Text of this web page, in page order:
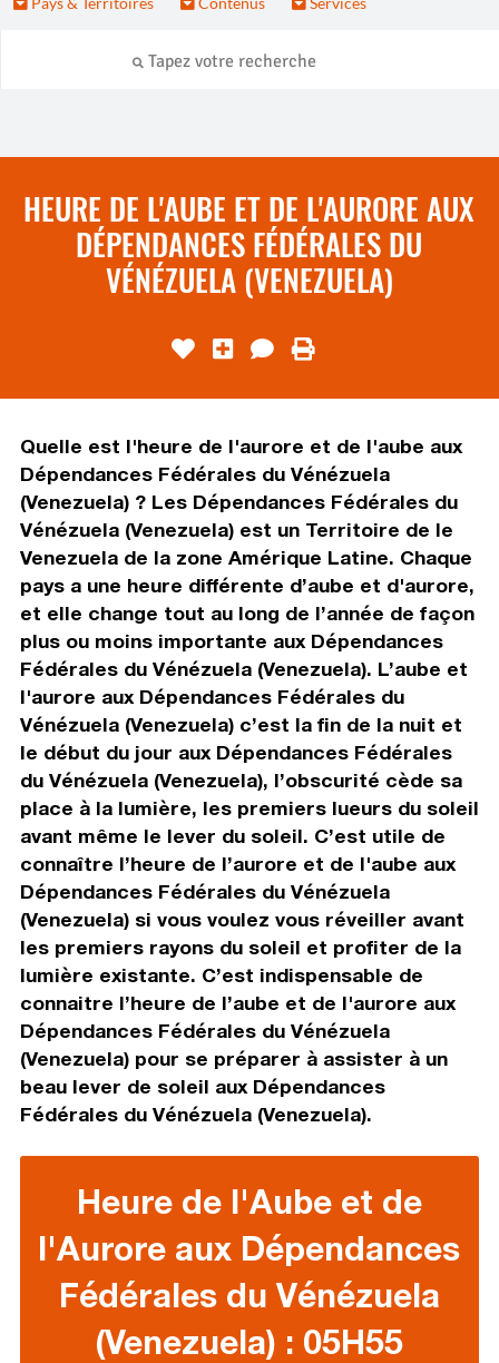
HEURE DE L'AUBE ET DE L'AURORE AUX
DÉPENDANCES FÉDÉRALES DU
VÉNÉZUELA (VENEZUELA)
Quelle est l'heure de l'aurore et de l'aube aux
Dépendances Fédérales du Vénézuela
(Venezuela) ? Les Dépendances Fédérales du
Vénézuela (Venezuela) est un Territoire de le
Venezuela de la zone Amérique Latine. Chaque
pays a une heure différente d’aube et d'aurore,
et elle change tout au long de l’année de façon
plus ou moins importante aux Dépendances
Fédérales du Vénézuela (Venezuela). L’aube et
l'aurore aux Dépendances Fédérales du
Vénézuela (Venezuela) c’est la fin de la nuit et
le début du jour aux Dépendances Fédérales
du Vénézuela (Venezuela), l’obscurité cède sa
place à la lumière, les premiers lueurs du soleil
avant même le lever du soleil. C’est utile de
connaître l’heure de l’aurore et de l'aube aux
Dépendances Fédérales du Vénézuela
(Venezuela) si vous voulez vous réveiller avant
les premiers rayons du soleil et profiter de la
lumière existante. C’est indispensable de
connaitre l’heure de l’aube et de l'aurore aux
Dépendances Fédérales du Vénézuela
(Venezuela) pour se préparer à assister à un
beau lever de soleil aux Dépendances
Fédérales du Vénézuela (Venezuela).
Heure de l'Aube et de
l'Aurore aux Dépendances
Fédérales du Vénézuela
(Venezuela) : 05H55